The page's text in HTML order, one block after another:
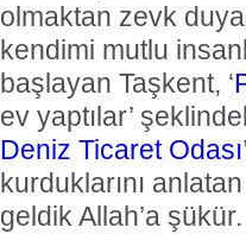
olmaktan zevk
kendimi mutlu
başlayan Taşkent, ‘
ev yaptılar’
Deniz Ticaret Odası
kurduklarını
geldik Allah’a